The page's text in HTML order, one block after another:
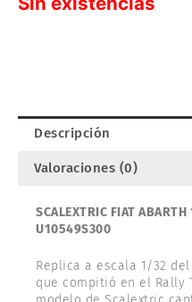
Descripción
Valoraciones (0)
SCALEXTRIC FIAT
U10549S300
Replica a escala 1/32
que compitió en el Rally